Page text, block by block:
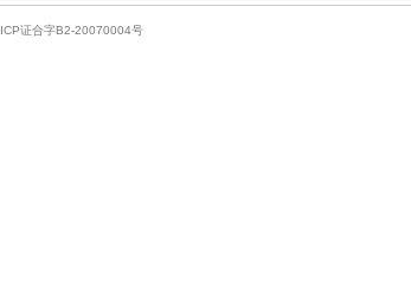
ICP证合字B2-20070004号